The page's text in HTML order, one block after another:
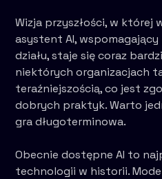
Wizja przyszłości, w której
asystent AI,
działu, staje się coraz
niektórych organizacjach
teraźniejszością, co jest
dobrych praktyk. Warto
gra długoterminowa.
Obecnie dostępne AI to
technologii w historii.